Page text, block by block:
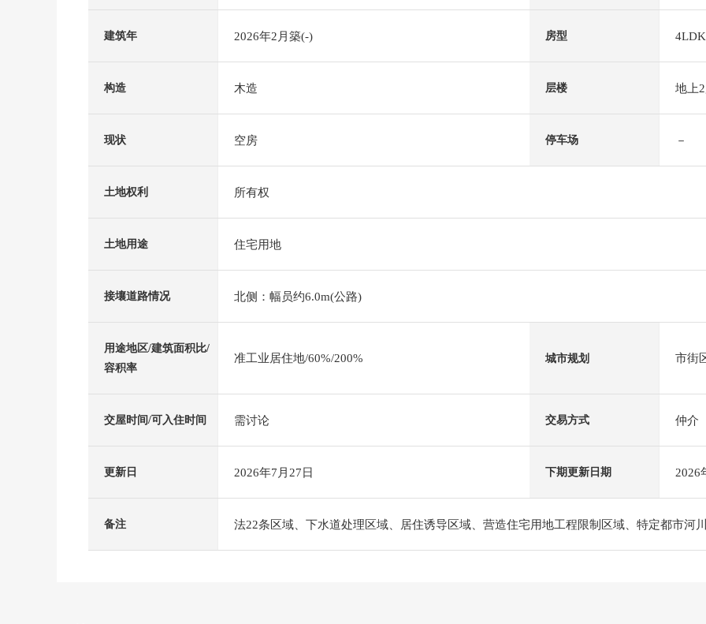
建筑年 2026年2月築(-) 房型 4LDK
构造 木造 层楼 地上
现状 空房 停车场 －
土地权利 所有权
土地用途 住宅用地
接壤道路情况 北侧：幅员约6.0m(公路)
用途地区/建筑面积比/
容积率
准工业居住地/60%/200% 城市规划 市街
交屋时间/可入住时间 需讨论 交易方式 仲介
更新日 2026年7月27日 下期更新日期 2026
备注 法22条区域、下水道处理区域、居住诱导区域、营造住宅用地工程限制区域、特定都市河